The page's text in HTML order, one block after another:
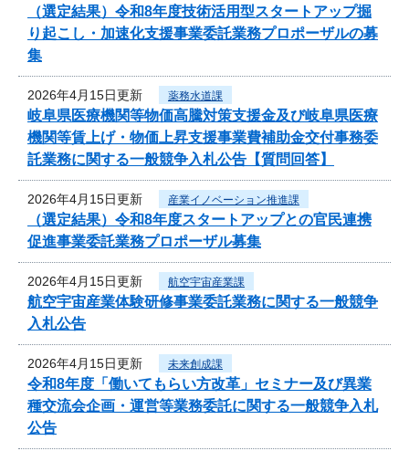
（選定結果）令和8年度技術活用型スタートアップ掘
り起こし・加速化支援事業委託業務プロポーザルの募
集
2026年4月15日更新 薬務水道課
岐阜県医療機関等物価高騰対策支援金及び岐阜県医療
機関等賃上げ・物価上昇支援事業費補助金交付事務委
託業務に関する一般競争入札公告【質問回答】
2026年4月15日更新 産業イノベーション推進課
（選定結果）令和8年度スタートアップとの官民連携
促進事業委託業務プロポーザル募集
2026年4月15日更新 航空宇宙産業課
航空宇宙産業体験研修事業委託業務に関する一般競争
入札公告
2026年4月15日更新 未来創成課
令和8年度「働いてもらい方改革」セミナー及び異業
種交流会企画・運営等業務委託に関する一般競争入札
公告